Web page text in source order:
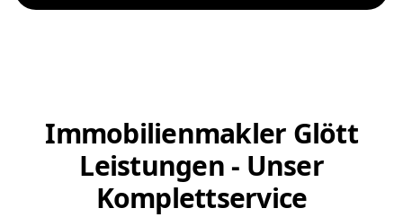
Immobilienmakler Glött
Leistungen - Unser
Komplettservice